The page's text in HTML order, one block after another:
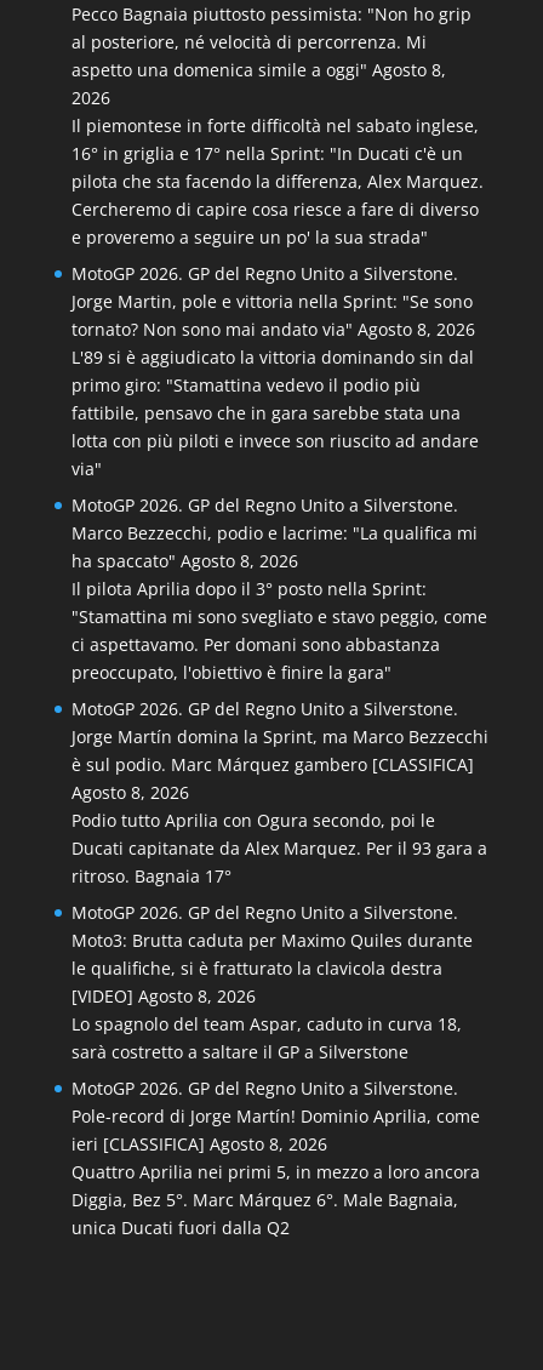
Pecco Bagnaia piuttosto pessimista: "Non ho grip
al posteriore, né velocità di percorrenza. Mi
aspetto una domenica simile a oggi" Agosto 8,
2026
Il piemontese in forte difficoltà nel sabato inglese,
16° in griglia e 17° nella Sprint: "In Ducati c'è un
pilota che sta facendo la differenza, Alex Marquez.
Cercheremo di capire cosa riesce a fare di diverso
e proveremo a seguire un po' la sua strada"
MotoGP 2026. GP del Regno Unito a Silverstone.
Jorge Martin, pole e vittoria nella Sprint: "Se sono
tornato? Non sono mai andato via" Agosto 8, 2026
L'89 si è aggiudicato la vittoria dominando sin dal
primo giro: "Stamattina vedevo il podio più
fattibile, pensavo che in gara sarebbe stata una
lotta con più piloti e invece son riuscito ad andare
via"
MotoGP 2026. GP del Regno Unito a Silverstone.
Marco Bezzecchi, podio e lacrime: "La qualifica mi
ha spaccato" Agosto 8, 2026
Il pilota Aprilia dopo il 3° posto nella Sprint:
"Stamattina mi sono svegliato e stavo peggio, come
ci aspettavamo. Per domani sono abbastanza
preoccupato, l'obiettivo è finire la gara"
MotoGP 2026. GP del Regno Unito a Silverstone.
Jorge Martín domina la Sprint, ma Marco Bezzecchi
è sul podio. Marc Márquez gambero [CLASSIFICA]
Agosto 8, 2026
Podio tutto Aprilia con Ogura secondo, poi le
Ducati capitanate da Alex Marquez. Per il 93 gara a
ritroso. Bagnaia 17°
MotoGP 2026. GP del Regno Unito a Silverstone.
Moto3: Brutta caduta per Maximo Quiles durante
le qualifiche, si è fratturato la clavicola destra
[VIDEO] Agosto 8, 2026
Lo spagnolo del team Aspar, caduto in curva 18,
sarà costretto a saltare il GP a Silverstone
MotoGP 2026. GP del Regno Unito a Silverstone.
Pole-record di Jorge Martín! Dominio Aprilia, come
ieri [CLASSIFICA] Agosto 8, 2026
Quattro Aprilia nei primi 5, in mezzo a loro ancora
Diggia, Bez 5°. Marc Márquez 6°. Male Bagnaia,
unica Ducati fuori dalla Q2